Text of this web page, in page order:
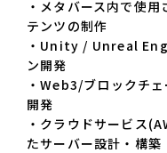
・メタバース内で使
テンツの制作
・Unity / Unreal
ン開発
・Web3/ブロックチ
開発
・クラウドサービス
たサーバー設計・構築